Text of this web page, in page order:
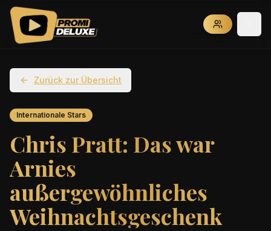
Zurück zur Übersicht
Internationale Stars
Chris Pratt: Das war
Arnies
außergewöhnliches
Weihnachtsgeschenk